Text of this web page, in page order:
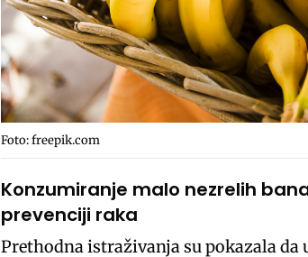
Foto: freepik.com
Konzumiranje malo nezrelih
prevenciji raka
Prethodna istraživanja su pokazala da